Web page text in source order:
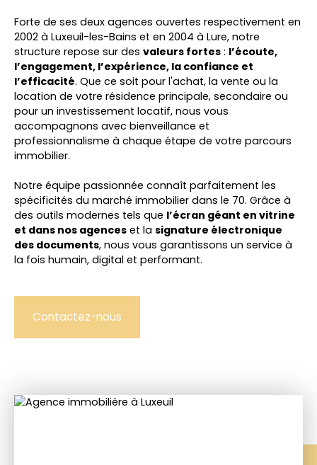
Forte de ses deux agences ouvertes respectivement en
2002 à Luxeuil-les-Bains et en 2004 à Lure, notre
structure repose sur des valeurs fortes : l’écoute,
l’engagement, l’expérience, la confiance et
l’efficacité. Que ce soit pour l'achat, la vente ou la
location de votre résidence principale, secondaire ou
pour un investissement locatif, nous vous
accompagnons avec bienveillance et
professionnalisme à chaque étape de votre parcours
immobilier.
Notre équipe passionnée connaît parfaitement les
spécificités du marché immobilier dans le 70. Grâce à
des outils modernes tels que l’écran géant en vitrine
et dans nos agences et la signature électronique
des documents, nous vous garantissons un service à
la fois humain, digital et performant.
Contactez-nous